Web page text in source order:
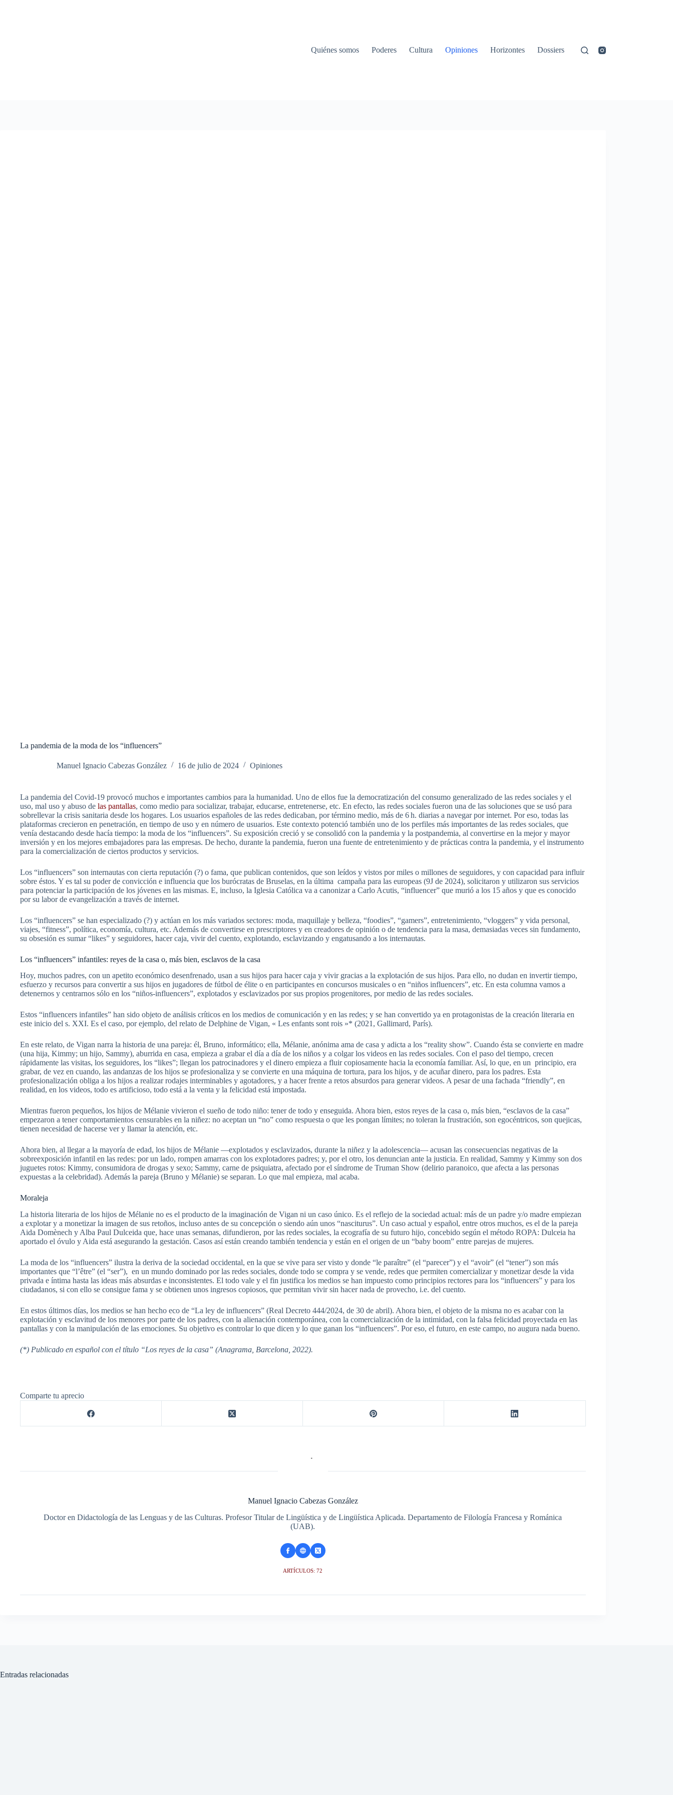
Quiénes somos Poderes Cultura Opiniones Horizontes Dossiers
La pandemia de la moda de los “influencers”
Manuel Ignacio Cabezas González 16 de julio de 2024 Opiniones
La pandemia del Covid-19 provocó muchos e importantes cambios para la humanidad. Uno de ellos fue la democratización del consumo generalizado de las redes sociales y el
uso, mal uso y abuso de las pantallas, como medio para socializar, trabajar, educarse, entretenerse, etc. En efecto, las redes sociales fueron una de las soluciones que se usó para
sobrellevar la crisis sanitaria desde los hogares. Los usuarios españoles de las redes dedicaban, por término medio, más de 6 h. diarias a navegar por internet. Por eso, todas las
plataformas crecieron en penetración, en tiempo de uso y en número de usuarios. Este contexto potenció también uno de los perfiles más importantes de las redes sociales, que
venía destacando desde hacía tiempo: la moda de los “influencers”. Su exposición creció y se consolidó con la pandemia y la postpandemia, al convertirse en la mejor y mayor
inversión y en los mejores embajadores para las empresas. De hecho, durante la pandemia, fueron una fuente de entretenimiento y de prácticas contra la pandemia, y el instrumento
para la comercialización de ciertos productos y servicios.
Los “influencers” son internautas con cierta reputación (?) o fama, que publican contenidos, que son leídos y vistos por miles o millones de seguidores, y con capacidad para influir
sobre éstos. Y es tal su poder de convicción e influencia que los burócratas de Bruselas, en la última campaña para las europeas (9J de 2024), solicitaron y utilizaron sus servicios
para potenciar la participación de los jóvenes en las mismas. E, incluso, la Iglesia Católica va a canonizar a Carlo Acutis, “influencer” que murió a los 15 años y que es conocido
por su labor de evangelización a través de internet.
Los “influencers” se han especializado (?) y actúan en los más variados sectores: moda, maquillaje y belleza, “foodies”, “gamers”, entretenimiento, “vloggers” y vida personal,
viajes, “fitness”, política, economía, cultura, etc. Además de convertirse en prescriptores y en creadores de opinión o de tendencia para la masa, demasiadas veces sin fundamento,
su obsesión es sumar “likes” y seguidores, hacer caja, vivir del cuento, explotando, esclavizando y engatusando a los internautas.
Los “influencers” infantiles: reyes de la casa o, más bien, esclavos de la casa
Hoy, muchos padres, con un apetito económico desenfrenado, usan a sus hijos para hacer caja y vivir gracias a la explotación de sus hijos. Para ello, no dudan en invertir tiempo,
esfuerzo y recursos para convertir a sus hijos en jugadores de fútbol de élite o en participantes en concursos musicales o en “niños influencers”, etc. En esta columna vamos a
detenernos y centrarnos sólo en los “niños-influencers”, explotados y esclavizados por sus propios progenitores, por medio de las redes sociales.
Estos “influencers infantiles” han sido objeto de análisis críticos en los medios de comunicación y en las redes; y se han convertido ya en protagonistas de la creación literaria en
este inicio del s. XXI. Es el caso, por ejemplo, del relato de Delphine de Vigan, « Les enfants sont rois »* (2021, Gallimard, París).
En este relato, de Vigan narra la historia de una pareja: él, Bruno, informático; ella, Mélanie, anónima ama de casa y adicta a los “reality show”. Cuando ésta se convierte en madre
(una hija, Kimmy; un hijo, Sammy), aburrida en casa, empieza a grabar el día a día de los niños y a colgar los videos en las redes sociales. Con el paso del tiempo, crecen
rápidamente las visitas, los seguidores, los “likes”; llegan los patrocinadores y el dinero empieza a fluir copiosamente hacia la economía familiar. Así, lo que, en un principio, era
grabar, de vez en cuando, las andanzas de los hijos se profesionaliza y se convierte en una máquina de tortura, para los hijos, y de acuñar dinero, para los padres. Esta
profesionalización obliga a los hijos a realizar rodajes interminables y agotadores, y a hacer frente a retos absurdos para generar videos. A pesar de una fachada “friendly”, en
realidad, en los videos, todo es artificioso, todo está a la venta y la felicidad está impostada.
Mientras fueron pequeños, los hijos de Mélanie vivieron el sueño de todo niño: tener de todo y enseguida. Ahora bien, estos reyes de la casa o, más bien, “esclavos de la casa”
empezaron a tener comportamientos censurables en la niñez: no aceptan un “no” como respuesta o que les pongan límites; no toleran la frustración, son egocéntricos, son quejicas,
tienen necesidad de hacerse ver y llamar la atención, etc.
Ahora bien, al llegar a la mayoría de edad, los hijos de Mélanie —explotados y esclavizados, durante la niñez y la adolescencia— acusan las consecuencias negativas de la
sobreexposición infantil en las redes: por un lado, rompen amarras con los explotadores padres; y, por el otro, los denuncian ante la justicia. En realidad, Sammy y Kimmy son dos
juguetes rotos: Kimmy, consumidora de drogas y sexo; Sammy, carne de psiquiatra, afectado por el síndrome de Truman Show (delirio paranoico, que afecta a las personas
expuestas a la celebridad). Además la pareja (Bruno y Mélanie) se separan. Lo que mal empieza, mal acaba.
Moraleja
La historia literaria de los hijos de Mélanie no es el producto de la imaginación de Vigan ni un caso único. Es el reflejo de la sociedad actual: más de un padre y/o madre empiezan
a explotar y a monetizar la imagen de sus retoños, incluso antes de su concepción o siendo aún unos “nasciturus”. Un caso actual y español, entre otros muchos, es el de la pareja
Aida Domènech y Alba Paul Dulceida que, hace unas semanas, difundieron, por las redes sociales, la ecografía de su futuro hijo, concebido según el método ROPA: Dulceia ha
aportado el óvulo y Aida está asegurando la gestación. Casos así están creando también tendencia y están en el origen de un “baby boom” entre parejas de mujeres.
La moda de los “influencers” ilustra la deriva de la sociedad occidental, en la que se vive para ser visto y donde “le paraître” (el “parecer”) y el “avoir” (el “tener”) son más
importantes que “l’être” (el “ser”), en un mundo dominado por las redes sociales, donde todo se compra y se vende, redes que permiten comercializar y monetizar desde la vida
privada e íntima hasta las ideas más absurdas e inconsistentes. El todo vale y el fin justifica los medios se han impuesto como principios rectores para los “influencers” y para los
ciudadanos, si con ello se consigue fama y se obtienen unos ingresos copiosos, que permitan vivir sin hacer nada de provecho, i.e. del cuento.
En estos últimos días, los medios se han hecho eco de “La ley de influencers” (Real Decreto 444/2024, de 30 de abril). Ahora bien, el objeto de la misma no es acabar con la
explotación y esclavitud de los menores por parte de los padres, con la alienación contemporánea, con la comercialización de la intimidad, con la falsa felicidad proyectada en las
pantallas y con la manipulación de las emociones. Su objetivo es controlar lo que dicen y lo que ganan los “influencers”. Por eso, el futuro, en este campo, no augura nada bueno.
(*) Publicado en español con el título “Los reyes de la casa” (Anagrama, Barcelona, 2022).
Comparte tu aprecio
Manuel Ignacio Cabezas González
Doctor en Didactología de las Lenguas y de las Culturas. Profesor Titular de Lingüística y de Lingüística Aplicada. Departamento de Filología Francesa y Románica
(UAB).
ARTÍCULOS: 72
Entradas relacionadas